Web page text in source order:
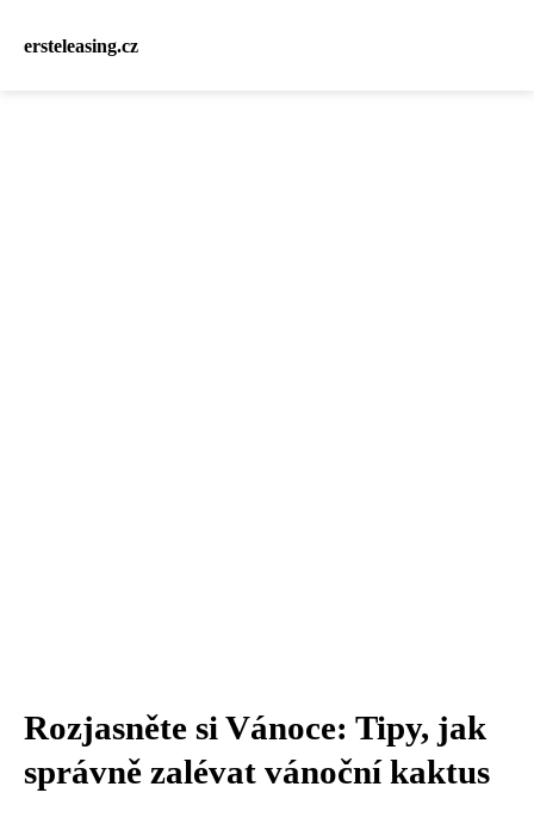
ersteleasing.cz
Rozjasněte si Vánoce: Tipy, jak
správně zalévat vánoční kaktus